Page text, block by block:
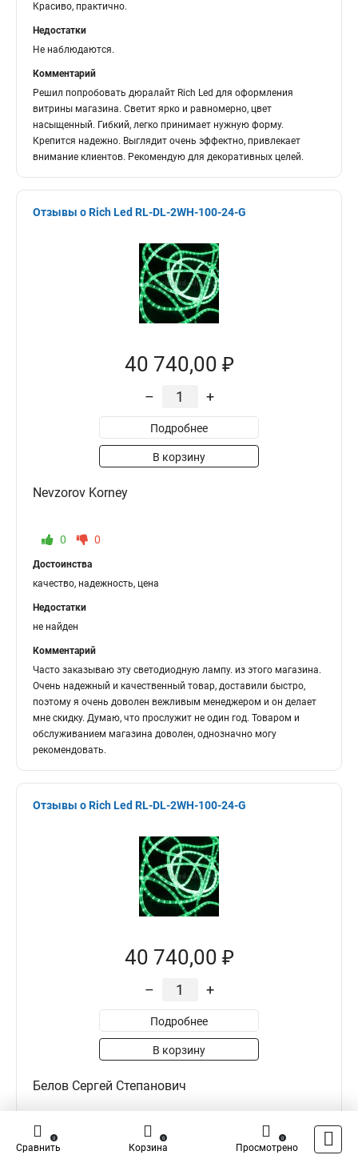
Красиво, практично.
Недостатки
Не наблюдаются.
Комментарий
Решил попробовать дюралайт Rich Led для оформления
витрины магазина. Светит ярко и равномерно, цвет
насыщенный. Гибкий, легко принимает нужную форму.
Крепится надежно. Выглядит очень эффектно, привлекает
внимание клиентов. Рекомендую для декоративных целей.
Отзывы о Rich Led RL-DL-2WH-100-24-G
40 740,00 ₽
– +
Подробнее
В корзину
Nevzorov Korney
0 0
Достоинства
качество, надежность, цена
Недостатки
не найден
Комментарий
Часто заказываю эту светодиодную лампу. из этого магазина.
Очень надежный и качественный товар, доставили быстро,
поэтому я очень доволен вежливым менеджером и он делает
мне скидку. Думаю, что прослужит не один год. Товаром и
обслуживанием магазина доволен, однозначно могу
рекомендовать.
Отзывы о Rich Led RL-DL-2WH-100-24-G
40 740,00 ₽
– +
Подробнее
В корзину
Белов Сергей Степанович
Сравнить
0
Корзина
0
Просмотрено
0